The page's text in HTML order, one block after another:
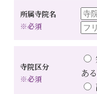
所属寺院名
※必須
寺院区分
※必須
ある